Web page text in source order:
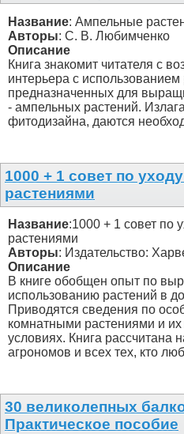
Название: Ампельные
Авторы: С. В. Любимченко
Описание
Книга знакомит читателя с
интерьера с использованием
предназначенных для
- ампельных растений.
фитодизайна, даются
1000 + 1 совет по
растениями
Название:1000 + 1 совет по
растениями
Авторы: Издательство:
Описание
В книге обобщен опыт по
использованию растений в
Приводятся сведения по
комнатными растениями и
условиях. Книга рассчитана
агрономов и всех тех, кто
30 великолепных
Практическое пособие